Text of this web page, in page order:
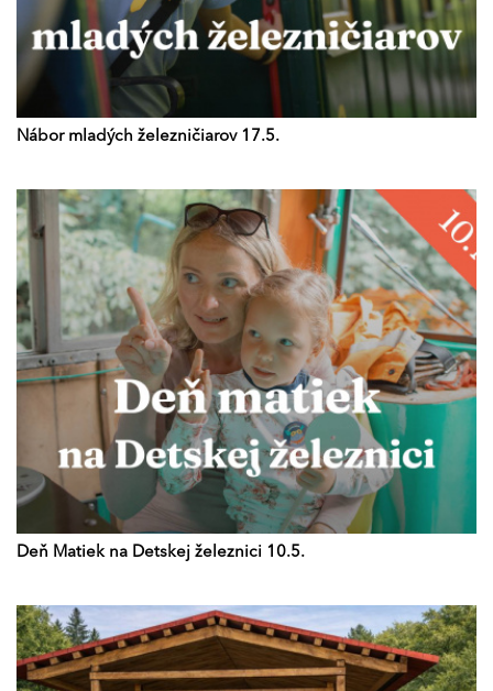
Nábor mladých železničiarov 17.5.
Deň Matiek na Detskej železnici 10.5.